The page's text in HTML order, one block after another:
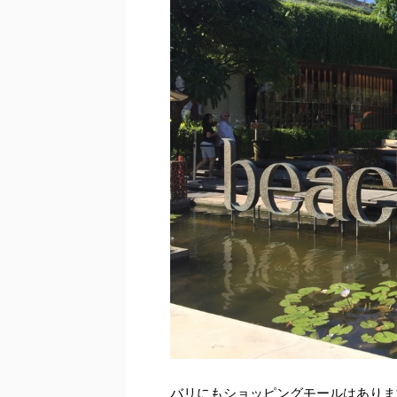
バリにもショッピングモールはあり